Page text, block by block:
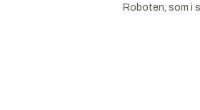
Roboten, som i